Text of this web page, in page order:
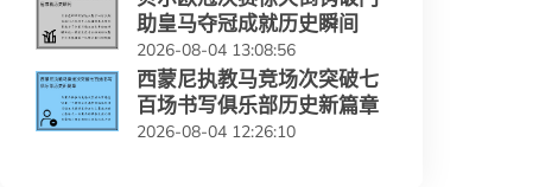
助皇马夺冠成就历史瞬间
2026-08-04 13:08:56
西蒙尼执教马竞场次突破七
百场书写俱乐部历史新篇章
2026-08-04 12:26:10